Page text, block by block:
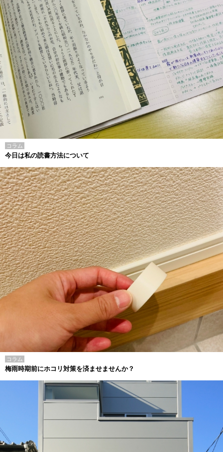
コラム
今日は私の読書方法について
コラム
梅雨時期前にホコリ対策を済ませませんか？